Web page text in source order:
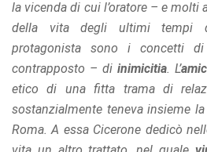
la vicenda di cui l’oratore – e molti
della vita degli ultimi tempi
protagonista sono i concetti di
contrapposto – di inimicitia . L’
etico di una fitta trama di
sostanzialmente teneva insieme
Roma. A essa Cicerone dedicò